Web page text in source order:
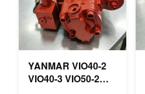
YANMAR VIO40-2
VIO40-3 VIO50-2